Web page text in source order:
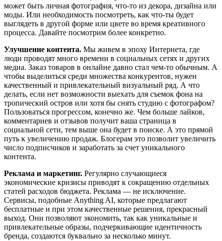
может быть личная фотография, что-то из декора, дизайна или
моды. Или необходимость посмотреть, как что-ты будет
выглядеть в другой форме или цвете во время креативного
процесса. Давайте посмотрим более конкретно.
Улучшение контента. Мы живем в эпоху Интернета, где
люди проводят много времени в социальных сетях и других
медиа. Заказ товаров в онлайне давно стал чем-то обычным. А
чтобы выделиться среди множества конкурентов, нужен
качественный и привлекательный визуальный ряд. А что
делать, если нет возможности выехать для съемок фона на
тропический остров или хотя бы снять студию с фотографом?
Пользоваться прогрессом, конечно же. Чем больше лайков,
комментариев и отзывов получит ваша страница в
социальной сети, тем выше она будет в поиске. А это прямой
путь к увеличению продаж. Блогерам это позволит увеличить
число подписчиков и заработать за счет уникального
контента.
Реклама и маркетинг. Регулярно случающиеся
экономические кризисы приводят к сокращению отдельных
статей расходов бюджета. Реклама — не исключение.
Сервисы, подобные Anything AI, которые предлагают
бесплатные и при этом качественные решения, прекрасный
выход. Они позволяют экономить, так как уникальные и
привлекательные образы, подчеркивающие идентичность
бренда, создаются буквально за несколько минут.